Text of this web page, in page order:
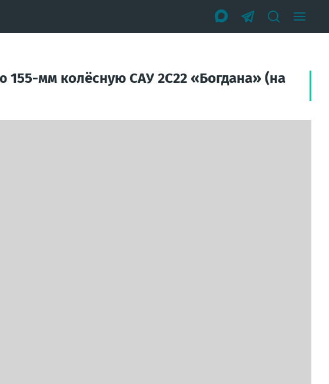
мм колёсную САУ 2С22 «Богдана» (на